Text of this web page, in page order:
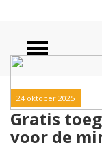
24 oktober 2025
Gratis
voor de